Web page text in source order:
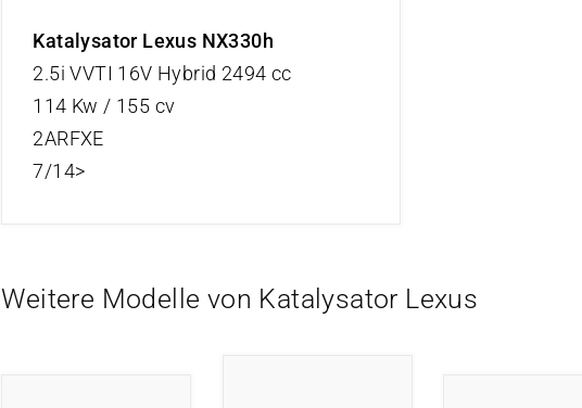
Katalysator Lexus NX330h
2.5i VVTI 16V Hybrid 2494 cc
114 Kw / 155 cv
2ARFXE
7/14>
Weitere Modelle von Katalysator Lexus